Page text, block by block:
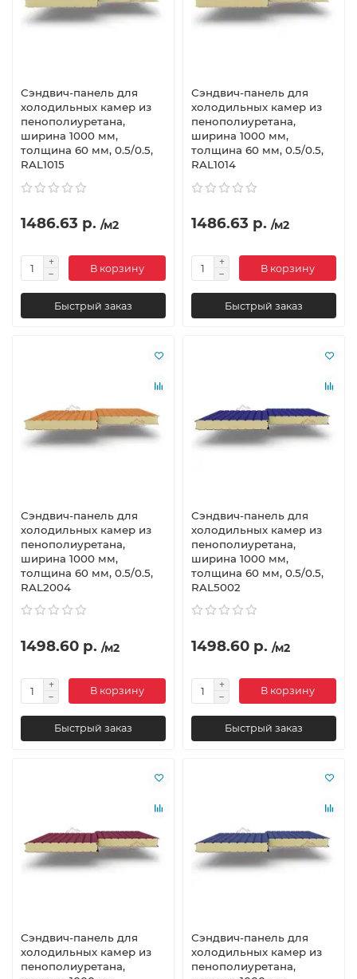
Сэндвич-панель для
холодильных камер из
пенополиуретана,
ширина 1000 мм,
толщина 60 мм, 0.5/0.5,
RAL1015
1486.63 р. /м2
В корзину
Быстрый заказ
Сэндвич-панель для
холодильных камер из
пенополиуретана,
ширина 1000 мм,
толщина 60 мм, 0.5/0.5,
RAL1014
1486.63 р. /м2
В корзину
Быстрый заказ
Сэндвич-панель для
холодильных камер из
пенополиуретана,
ширина 1000 мм,
толщина 60 мм, 0.5/0.5,
RAL2004
1498.60 р. /м2
В корзину
Быстрый заказ
Сэндвич-панель для
холодильных камер из
пенополиуретана,
ширина 1000 мм,
толщина 60 мм, 0.5/0.5,
RAL5002
1498.60 р. /м2
В корзину
Быстрый заказ
Сэндвич-панель для
холодильных камер из
пенополиуретана,
Сэндвич-панель для
холодильных камер из
пенополиуретана,